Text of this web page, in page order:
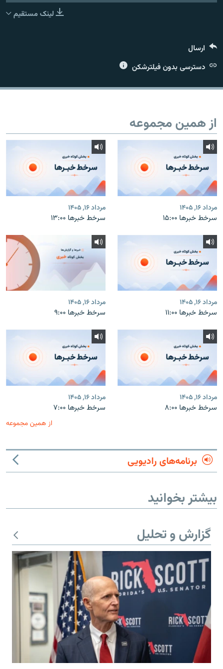
لینک مستقیم
ارسال
دسترسی بدون فیلترشکن
از همین مجموعه
مرداد ۱۶, ۱۴۰۵
سرخط خبرها ۱۵:۰۰
مرداد ۱۶, ۱۴۰۵
سرخط خبرها ۱۳:۰۰
مرداد ۱۶, ۱۴۰۵
سرخط خبرها ۱۱:۰۰
مرداد ۱۶, ۱۴۰۵
سرخط خبرها ۹:۰۰
مرداد ۱۶, ۱۴۰۵
سرخط خبرها ۸:۰۰
مرداد ۱۶, ۱۴۰۵
سرخط خبرها ۷:۰۰
از همین مجموعه
برنامه‌های رادیویی
بیشتر بخوانید
گزارش و تحلیل